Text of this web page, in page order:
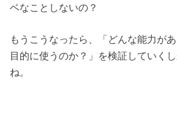
ベなことしないの？
もうこうなったら、「どんな能力が
目的に使うのか？」を検証していく
ね。